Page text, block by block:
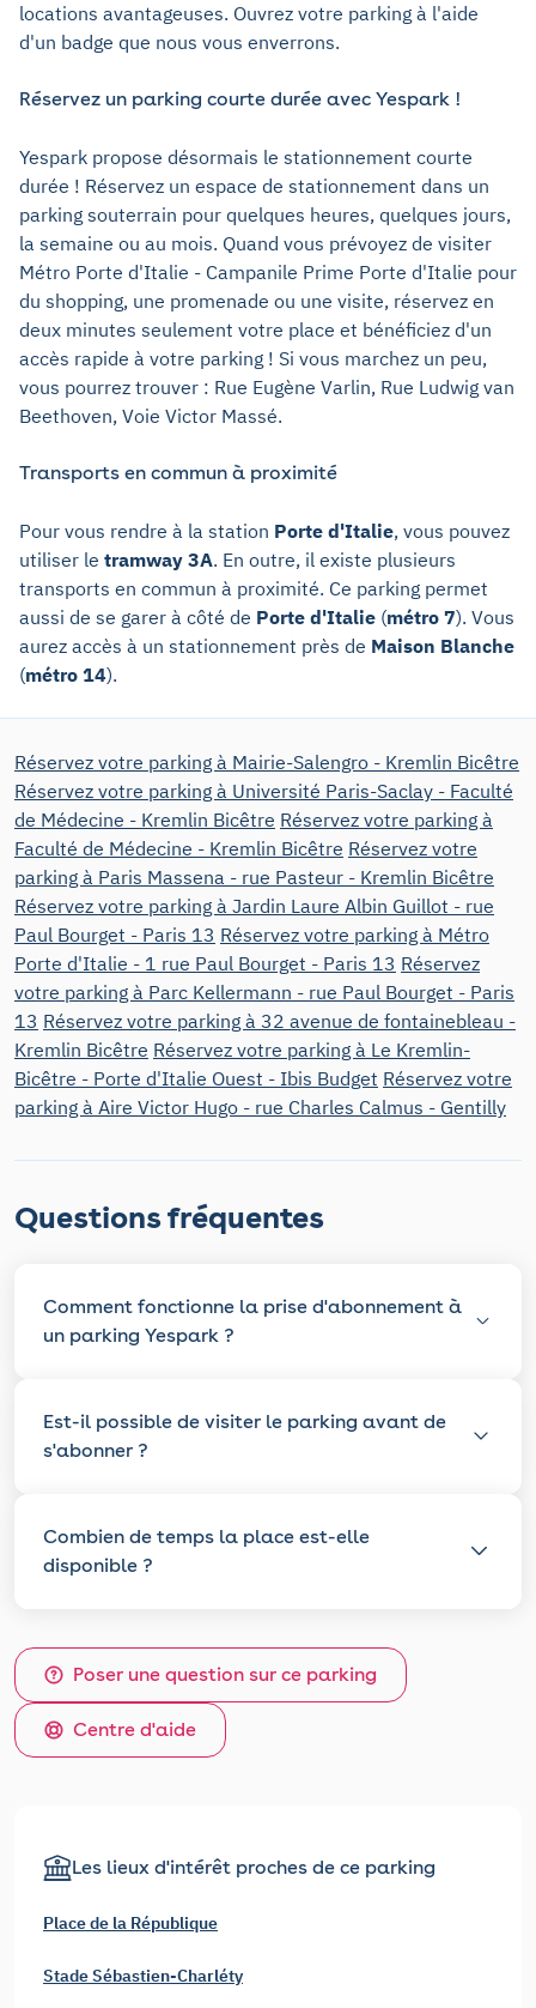
locations avantageuses. Ouvrez votre parking à l'aide
d'un badge que nous vous enverrons.
Réservez un parking courte durée avec Yespark !
Yespark propose désormais le stationnement courte
durée ! Réservez un espace de stationnement dans un
parking souterrain pour quelques heures, quelques jours,
la semaine ou au mois. Quand vous prévoyez de visiter
Métro Porte d'Italie - Campanile Prime Porte d'Italie pour
du shopping, une promenade ou une visite, réservez en
deux minutes seulement votre place et bénéficiez d'un
accès rapide à votre parking ! Si vous marchez un peu,
vous pourrez trouver : Rue Eugène Varlin, Rue Ludwig van
Beethoven, Voie Victor Massé.
Transports en commun à proximité
Pour vous rendre à la station Porte d'Italie, vous pouvez
utiliser le tramway 3A. En outre, il existe plusieurs
transports en commun à proximité. Ce parking permet
aussi de se garer à côté de Porte d'Italie (métro 7). Vous
aurez accès à un stationnement près de Maison Blanche
(métro 14).
Réservez votre parking à Mairie-Salengro - Kremlin Bicêtre
Réservez votre parking à Université Paris-Saclay - Faculté
de Médecine - Kremlin Bicêtre Réservez votre parking à
Faculté de Médecine - Kremlin Bicêtre Réservez votre
parking à Paris Massena - rue Pasteur - Kremlin Bicêtre
Réservez votre parking à Jardin Laure Albin Guillot - rue
Paul Bourget - Paris 13 Réservez votre parking à Métro
Porte d'Italie - 1 rue Paul Bourget - Paris 13 Réservez
votre parking à Parc Kellermann - rue Paul Bourget - Paris
13 Réservez votre parking à 32 avenue de fontainebleau -
Kremlin Bicêtre Réservez votre parking à Le Kremlin-
Bicêtre - Porte d'Italie Ouest - Ibis Budget Réservez votre
parking à Aire Victor Hugo - rue Charles Calmus - Gentilly
Questions fréquentes
Comment fonctionne la prise d'abonnement à
un parking Yespark ?
Est-il possible de visiter le parking avant de
s'abonner ?
Combien de temps la place est-elle
disponible ?
Poser une question sur ce parking
Centre d'aide
Les lieux d'intérêt proches de ce parking
Place de la République
Stade Sébastien-Charléty